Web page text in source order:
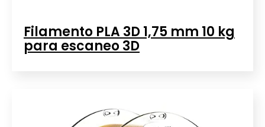
Filamento PLA 3D 1,75 mm 10 kg
para escaneo 3D